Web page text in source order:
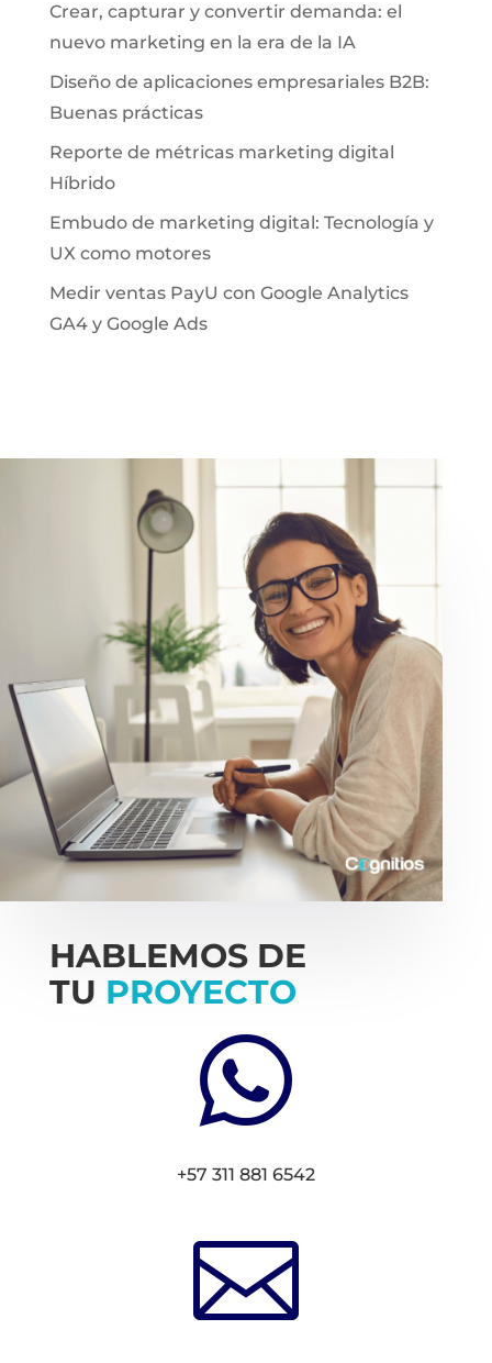
Crear, capturar y convertir demanda: el
nuevo marketing en la era de la IA
Diseño de aplicaciones empresariales B2B:
Buenas prácticas
Reporte de métricas marketing digital
Híbrido
Embudo de marketing digital: Tecnología y
UX como motores
Medir ventas PayU con Google Analytics
GA4 y Google Ads
HABLEMOS DE
TU PROYECTO

+57 311 881 6542
